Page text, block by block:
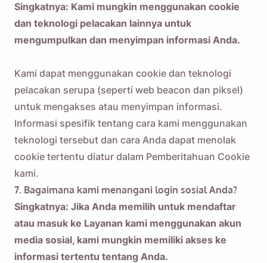
Singkatnya: Kami mungkin menggunakan cookie
dan teknologi pelacakan lainnya untuk
mengumpulkan dan menyimpan informasi Anda.
Kami dapat menggunakan cookie dan teknologi
pelacakan serupa (seperti web beacon dan piksel)
untuk mengakses atau menyimpan informasi.
Informasi spesifik tentang cara kami menggunakan
teknologi tersebut dan cara Anda dapat menolak
cookie tertentu diatur dalam Pemberitahuan Cookie
kami.
7. Bagaimana kami menangani login sosial Anda?
Singkatnya: Jika Anda memilih untuk mendaftar
atau masuk ke Layanan kami menggunakan akun
media sosial, kami mungkin memiliki akses ke
informasi tertentu tentang Anda.